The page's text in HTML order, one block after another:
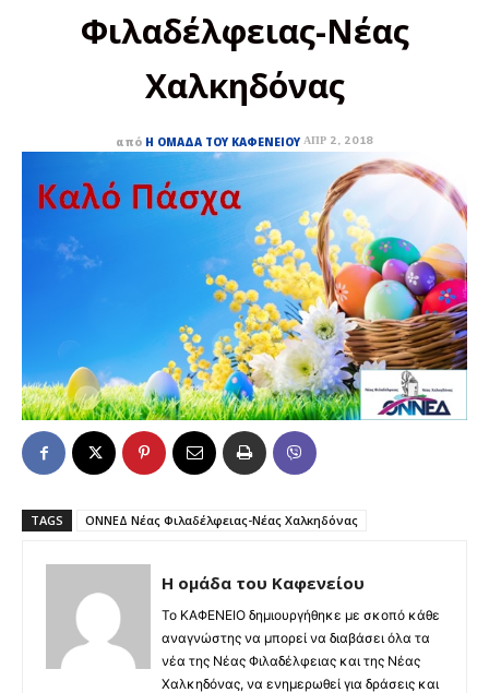
Φιλαδέλφειας-Νέας
Χαλκηδόνας
από Η ΟΜΆΔΑ ΤΟΥ ΚΑΦΕΝΕΊΟΥ ΑΠΡ 2, 2018
TAGS ΟΝΝΕΔ Νέας Φιλαδέλφειας-Νέας Χαλκηδόνας
Η ομάδα του Καφενείου
Το ΚΑΦΕΝΕΙΟ δημιουργήθηκε με σκοπό κάθε
αναγνώστης να μπορεί να διαβάσει όλα τα
νέα της Νέας Φιλαδέλφειας και της Νέας
Χαλκηδόνας, να ενημερωθεί για δράσεις και